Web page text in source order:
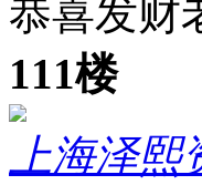
恭喜发财
111楼
上海泽熙